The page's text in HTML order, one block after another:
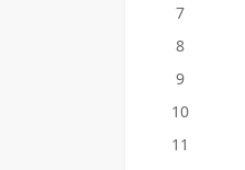
7
8
9
10
11